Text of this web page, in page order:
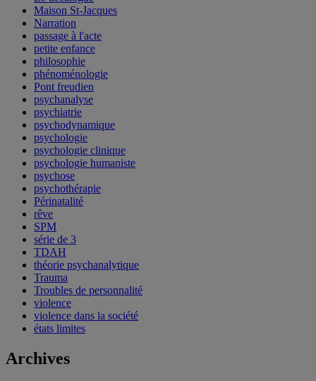
Maison St-Jacques
Narration
passage à l'acte
petite enfance
philosophie
phénoménologie
Pont freudien
psychanalyse
psychiatrie
psychodynamique
psychologie
psychologie clinique
psychologie humaniste
psychose
psychothérapie
Périnatalité
rêve
SPM
série de 3
TDAH
théorie psychanalytique
Trauma
Troubles de personnalité
violence
violence dans la société
états limites
Archives